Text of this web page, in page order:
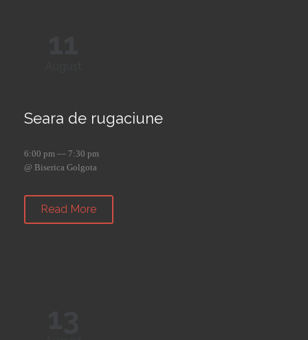
Seara de rugaciune
6:00 pm — 7:30 pm
@ Biserica Golgota
Read More